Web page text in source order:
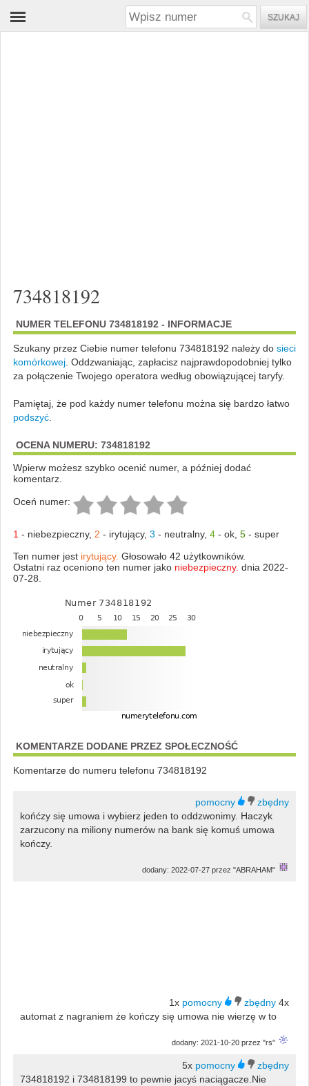
734818192
NUMER TELEFONU 734818192 - INFORMACJE
Szukany przez Ciebie numer telefonu 734818192 należy do sieci
komórkowej. Oddzwaniając, zapłacisz najprawdopodobniej tylko
za połączenie Twojego operatora według obowiązującej taryfy.
Pamiętaj, że pod każdy numer telefonu można się bardzo łatwo
podszyć.
OCENA NUMERU: 734818192
Wpierw możesz szybko ocenić numer, a później dodać
komentarz.
Oceń numer:
1 - niebezpieczny, 2 - irytujący, 3 - neutralny, 4- ok, 5- super
Ten numer jest irytujący. Głosowało 42 użytkowników.
Ostatni raz oceniono ten numer jako niebezpieczny. dnia 2022-
07-28.
KOMENTARZE DODANE PRZEZ SPOŁECZNOŚĆ
Komentarze do numeru telefonu 734818192
końćzy się umowa i wybierz jeden to oddzwonimy. Haczyk
zarzucony na miliony numerów na bank się komuś umowa
kończy.
dodany: 2022-07-27 przez "ABRAHAM"
1x
4x
automat z nagraniem że kończy się umowa nie wierzę w to
dodany: 2021-10-20 przez "rs"
5x
734818192 i 734818199 to pewnie jacyś naciągacze.Nie